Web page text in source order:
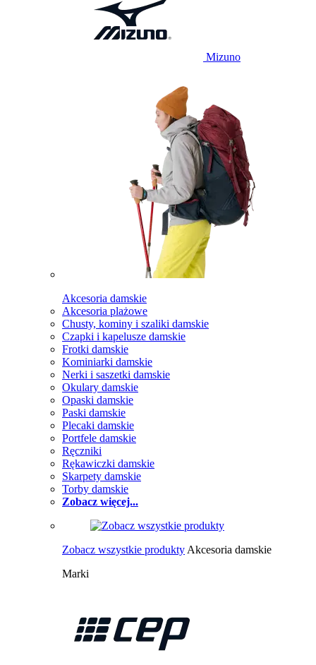
Mizuno
Akcesoria damskie
Akcesoria plażowe
Chusty, kominy i szaliki damskie
Czapki i kapelusze damskie
Frotki damskie
Kominiarki damskie
Nerki i saszetki damskie
Okulary damskie
Opaski damskie
Paski damskie
Plecaki damskie
Portfele damskie
Ręczniki
Rękawiczki damskie
Skarpety damskie
Torby damskie
Zobacz więcej...
Zobacz wszystkie produkty Akcesoria damskie
Marki